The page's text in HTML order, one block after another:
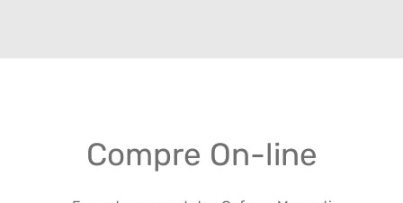
Compre On-line